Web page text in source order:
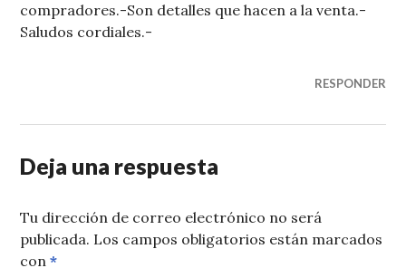
compradores.-Son detalles que hacen a la venta.-
Saludos cordiales.-
RESPONDER
Deja una respuesta
Tu dirección de correo electrónico no será
publicada. Los campos obligatorios están marcados
con*